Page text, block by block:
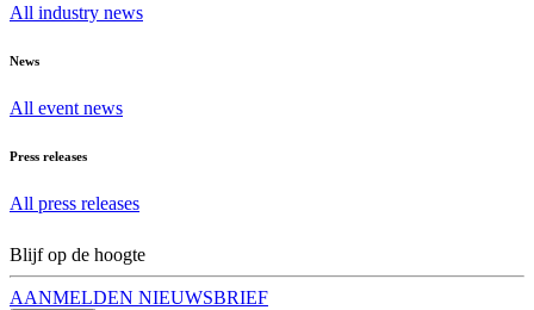
All industry news
News
All event news
Press releases
All press releases
Blijf op de hoogte
AANMELDEN NIEUWSBRIEF